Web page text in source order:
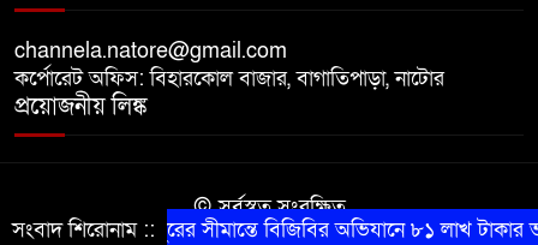
channela.natore@gmail.com
কর্পোরেট অফিস: বিহারকোল বাজার, বাগাতিপাড়া, নাটোর
প্রয়োজনীয় লিঙ্ক
© সর্বস্বত্ব সংরক্ষিত
কারিগরি সহযোগিতায় সীমান্ত আইটি
সংবাদ শিরোনাম ::শেরপুরের সীমান্তে বিজিবির অভিযানে ৮১ লাখ টাকার